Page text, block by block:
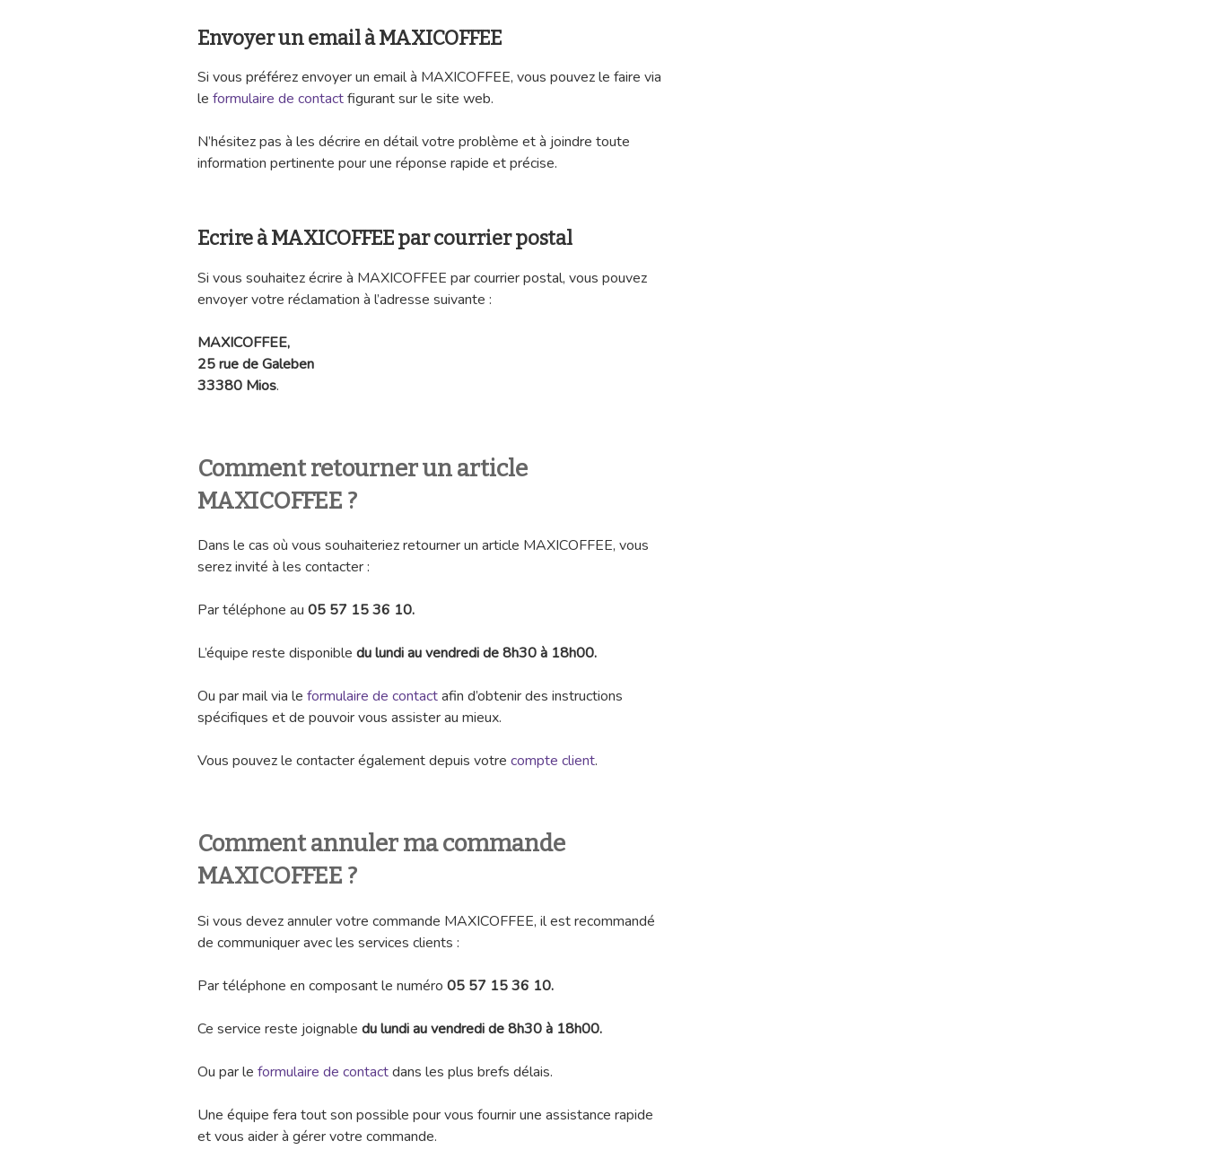
Envoyer un email à MAXICOFFEE
Si vous préférez envoyer un email à MAXICOFFEE, vous pouvez le faire via
le formulaire de contactfigurant sur le site web.
N’hésitez pas à les décrire en détail votre problème et à joindre toute
information pertinente pour une réponse rapide et précise.
Ecrire à MAXICOFFEE par courrier postal
Si vous souhaitez écrire à MAXICOFFEE par courrier postal, vous pouvez
envoyer votre réclamation à l’adresse suivante :
MAXICOFFEE,
25 rue de Galeben
33380 Mios.
Comment retourner un article
MAXICOFFEE ?
Dans le cas où vous souhaiteriez retourner un article MAXICOFFEE, vous
serez invité à les contacter :
Par téléphone au 05 57 15 36 10.
L’équipe reste disponible du lundi au vendredi de 8h30 à 18h00.
Ou par mail via le formulaire de contactafin d’obtenir des instructions
spécifiques et de pouvoir vous assister au mieux.
Vous pouvez le contacter également depuis votre compte client.
Comment annuler ma commande
MAXICOFFEE ?
Si vous devez annuler votre commande MAXICOFFEE, il est recommandé
de communiquer avec les services clients :
Par téléphone en composant le numéro 05 57 15 36 10.
Ce service reste joignable du lundi au vendredi de 8h30 à 18h00.
Ou par le formulaire de contactdans les plus brefs délais.
Une équipe fera tout son possible pour vous fournir une assistance rapide
et vous aider à gérer votre commande.